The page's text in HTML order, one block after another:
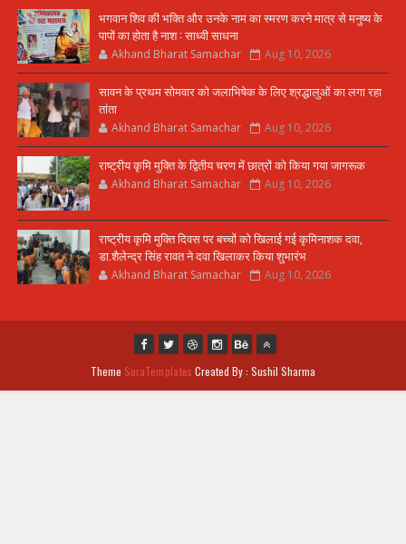
भगवान शिव की भक्ति और उनके नाम का स्मरण करने मात्र से मनुष्य के
पापों का होता है नाश : साध्वी साधना
Akhand Bharat Samachar Aug 10, 2026
सावन के प्रथम सोमवार को जलाभिषेक के लिए श्रद्धालुओं का लगा रहा
तांता
Akhand Bharat Samachar Aug 10, 2026
राष्ट्रीय कृमि मुक्ति के द्वितीय चरण में छात्रों को किया गया जागरूक
Akhand Bharat Samachar Aug 10, 2026
राष्ट्रीय कृमि मुक्ति दिवस पर बच्चों को खिलाई गई कृमिनाशक दवा,
डा.शैलेन्द्र सिंह रावत ने दवा खिलाकर किया शुभारंभ
Akhand Bharat Samachar Aug 10, 2026
Theme SoraTemplates Created By : Sushil Sharma